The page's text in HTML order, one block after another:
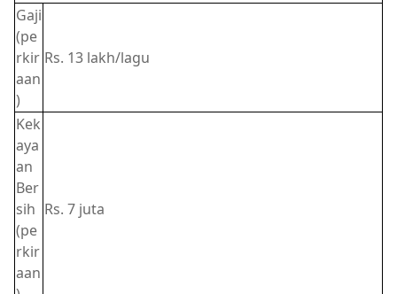
Gaji
(pe
rkir
aan
)
Rs. 13 lakh/lagu
Kek
aya
an
Ber
sih
(pe
rkir
aan
Rs. 7 juta